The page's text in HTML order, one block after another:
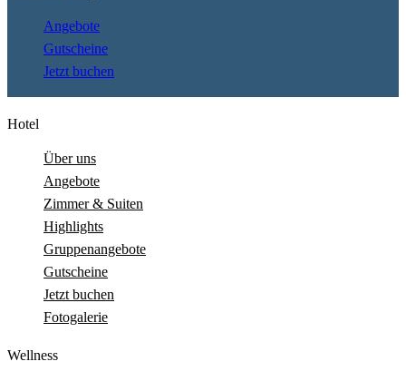
Angebote
Gutscheine
Jetzt buchen
Hotel
Über uns
Angebote
Zimmer & Suiten
Highlights
Gruppenangebote
Gutscheine
Jetzt buchen
Fotogalerie
Wellness